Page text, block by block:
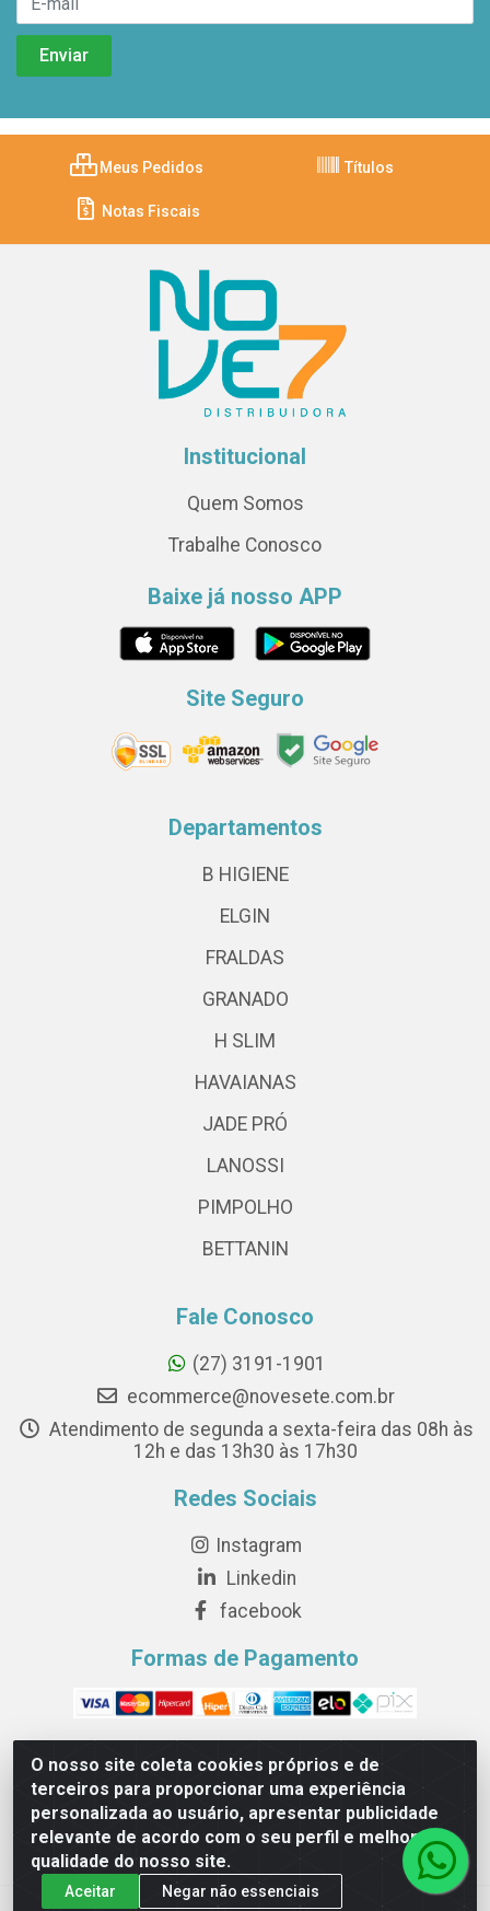
O nosso site coleta cookies próprios e de
terceiros para proporcionar uma experiência
personalizada ao usuário, apresentar publicidade
relevante de acordo com o seu perfil e melhorar a
qualidade do nosso site.
Aceitar Negar não essenciais
Meus Pedidos Títulos
Notas Fiscais
Institucional
Quem Somos
Trabalhe Conosco
Baixe já nosso APP
Site Seguro
Departamentos
B HIGIENE
ELGIN
FRALDAS
GRANADO
H SLIM
HAVAIANAS
JADE PRÓ
LANOSSI
PIMPOLHO
BETTANIN
Fale Conosco
(27) 3191-1901
ecommerce@novesete.com.br
Atendimento de segunda a sexta-feira das 08h às
12h e das 13h30 às 17h30
Redes Sociais
Instagram
Linkedin
facebook
Formas de Pagamento
Novesete Distribuidora LTDA - Avenida Setecentos, S/N,
Terminal Intermodal da Serra, Serra/ES - CEP 29161-414 -
CNPJ 29.479.604/0001-44